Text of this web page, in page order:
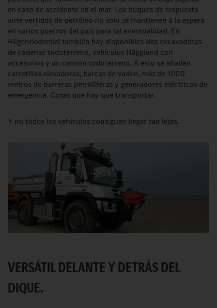
en caso de accidente en el mar. Los buques de respuesta
ante vertidos de petróleo no solo se mantienen a la espera
en varios puertos del país para tal eventualidad. En
Hilgenriedersiel también hay disponibles dos excavadoras
de cadenas todoterreno, vehículos Hägglund con
accesorios y un camión todoterreno. A esto se añaden
carretillas elevadoras, barcas de vadeo, más de 1000
metros de barreras petrolíferas y generadores eléctricos de
emergencia. Cosas que hay que transportar.
Y no todos los vehículos consiguen llegar tan lejos.
VERSÁTIL DELANTE Y DETRÁS DEL
DIQUE.